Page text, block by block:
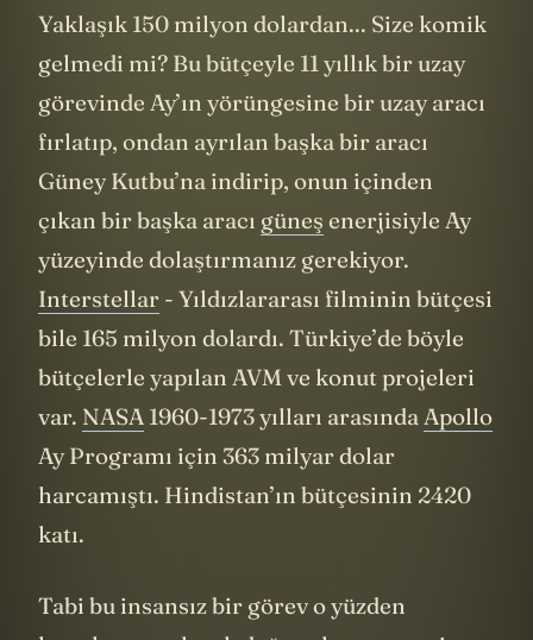
Yaklaşık 150 milyon dolardan... Size komik
gelmedi mi? Bu bütçeyle 11 yıllık bir uzay
görevinde Ay’ın yörüngesine bir uzay aracı
fırlatıp, ondan ayrılan başka bir aracı
Güney Kutbu’na indirip, onun içinden
çıkan bir başka aracı güneş enerjisiyle Ay
yüzeyinde dolaştırmanız gerekiyor.
Interstellar - Yıldızlararası filminin bütçesi
bile 165 milyon dolardı. Türkiye’de böyle
bütçelerle yapılan AVM ve konut projeleri
var. NASA 1960-1973 yılları arasındaApollo
Ay Programı için 363 milyar dolar
harcamıştı. Hindistan’ın bütçesinin 2420
katı.
Tabi bu insansız bir görev o yüzden